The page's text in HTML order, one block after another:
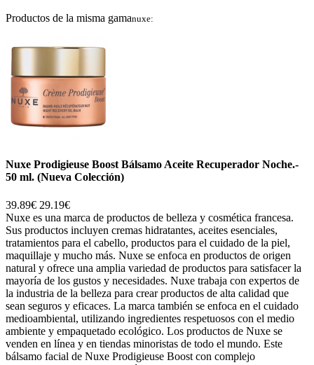
Productos de la misma gamanuxe:
Nuxe Prodigieuse Boost Bálsamo Aceite Recuperador Noche.-
50 ml. (Nueva Colección)
39.89€ 29.19€
Nuxe es una marca de productos de belleza y cosmética francesa.
Sus productos incluyen cremas hidratantes, aceites esenciales,
tratamientos para el cabello, productos para el cuidado de la piel,
maquillaje y mucho más. Nuxe se enfoca en productos de origen
natural y ofrece una amplia variedad de productos para satisfacer la
mayoría de los gustos y necesidades. Nuxe trabaja con expertos de
la industria de la belleza para crear productos de alta calidad que
sean seguros y eficaces. La marca también se enfoca en el cuidado
medioambiental, utilizando ingredientes respetuosos con el medio
ambiente y empaquetado ecológico. Los productos de Nuxe se
venden en línea y en tiendas minoristas de todo el mundo. Este
bálsamo facial de Nuxe Prodigieuse Boost con complejo